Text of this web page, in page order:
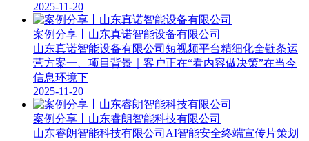
2025-11-20
案例分享丨山东真诺智能设备有限公司
山东真诺智能设备有限公司短视频平台精细化全链条运
营方案一、项目背景｜客户正在“看内容做决策”在当今
信息环境下
2025-11-20
案例分享丨山东睿朗智能科技有限公司
山东睿朗智能科技有限公司AI智能安全终端宣传片策划